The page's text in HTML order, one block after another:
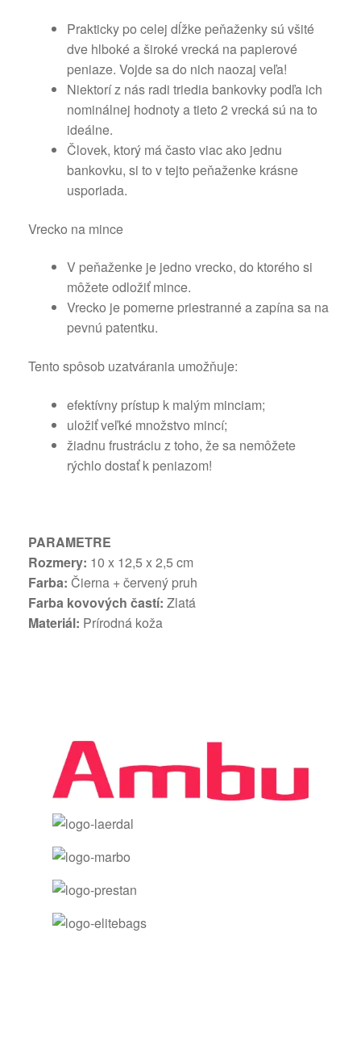
Prakticky po celej dĺžke peňaženky sú všité
dve hlboké a široké vrecká na papierové
peniaze. Vojde sa do nich naozaj veľa!
Niektorí z nás radi triedia bankovky podľa ich
nominálnej hodnoty a tieto 2 vrecká sú na to
ideálne.
Človek, ktorý má často viac ako jednu
bankovku, si to v tejto peňaženke krásne
usporiada.
Vrecko na mince
V peňaženke je jedno vrecko, do ktorého si
môžete odložiť mince.
Vrecko je pomerne priestranné a zapína sa na
pevnú patentku.
Tento spôsob uzatvárania umožňuje:
efektívny prístup k malým minciam;
uložiť veľké množstvo mincí;
žiadnu frustráciu z toho, že sa nemôžete
rýchlo dostať k peniazom!
PARAMETRE
Rozmery: 10 x 12,5 x 2,5 cm
Farba: Čierna + červený pruh
Farba kovových častí: Zlatá
Materiál: Prírodná koža